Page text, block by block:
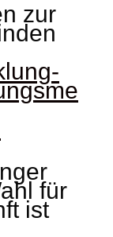
zur
für
ist